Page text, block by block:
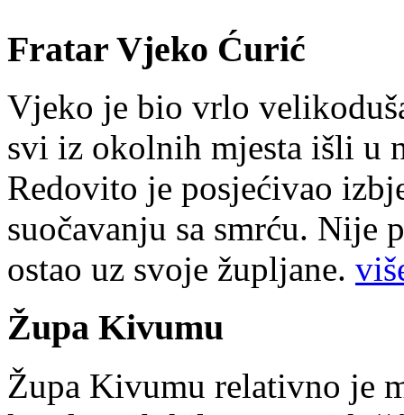
Fratar Vjeko Ćurić
Vjeko je bio vrlo
svi iz okolnih mjesta išli u
Redovito je posjećivao
suočavanju sa smrću. Nije
ostao uz svoje župljane.
Župa Kivumu
Župa Kivumu relativno je